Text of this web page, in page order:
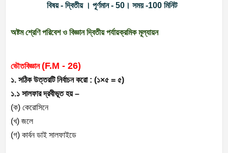
বিষয় - দ্বিতীয় । পূর্ণমান - 50। সময় -100 মিনিট
অষ্টম শ্রেণি পরিবেশ ও বিজ্ঞান দ্বিতীয় পর্যায়ক্রমিক মূল্যায়ন
ভৌতবিজ্ঞান(F.M - 26)
১. সঠিক উত্তরটি নির্বাচন করো : (১×৫ = ৫)
১.১ সালফার দ্রবীভূত হয় –
(ক) কেরোসিনে
(খ) জলে
(গ) কার্বন ডাই সালফাইডে